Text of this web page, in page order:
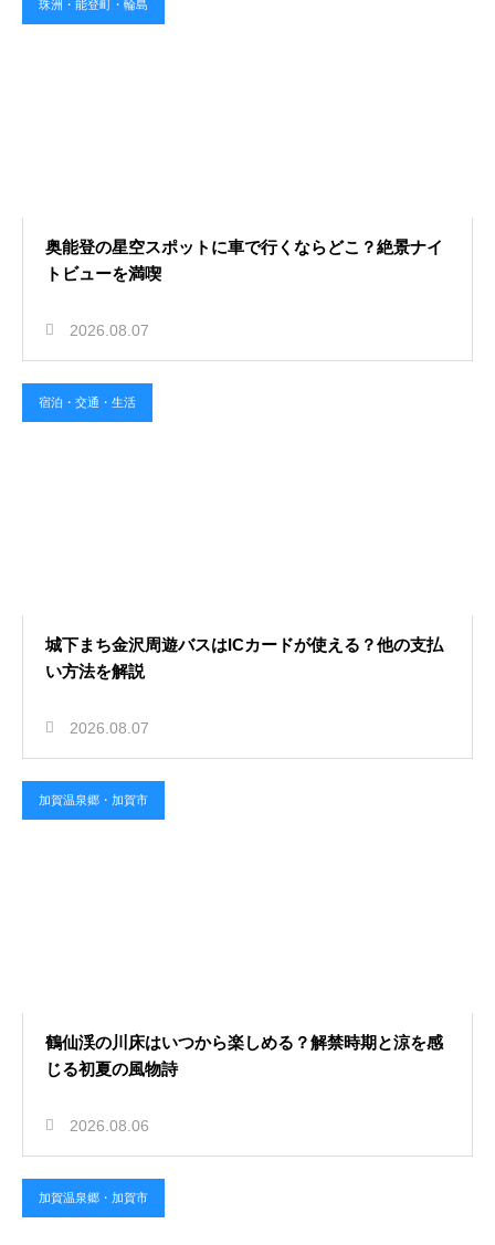
珠洲・能登町・輪島
奥能登の星空スポットに車で行くならどこ？絶景ナイ
トビューを満喫
2026.08.07
宿泊・交通・生活
城下まち金沢周遊バスはICカードが使える？他の支払
い方法を解説
2026.08.07
加賀温泉郷・加賀市
鶴仙渓の川床はいつから楽しめる？解禁時期と涼を感
じる初夏の風物詩
2026.08.06
加賀温泉郷・加賀市